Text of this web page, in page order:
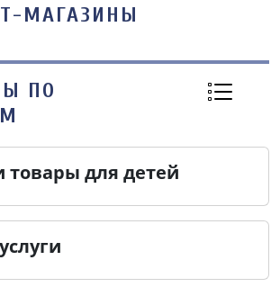
МАГАЗИНЫ
ПО
товары для детей